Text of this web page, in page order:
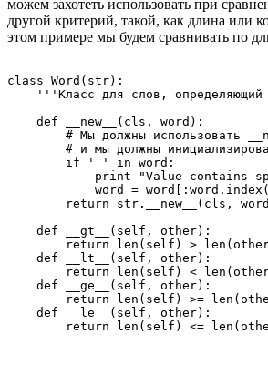
можем захотеть использовать при
другой критерий, такой, как длина или
этом примере мы будем сравнивать по
class Word(str):
'''Класс для слов,
    def __new__(cls, word):
# Мы должны использовать
# и мы должны
        if ' ' in word:
print "Value contains
word =
return str.__new__(cls,
    def __gt__(self, other):
return len(self) >
    def __lt__(self, other):
return len(self) <
    def __ge__(self, other):
return len(self) >=
    def __le__(self, other):